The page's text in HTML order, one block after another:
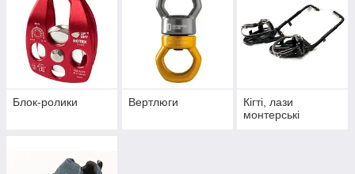
Блок-ролики Вертлюги
Кігті, лази
монтерські